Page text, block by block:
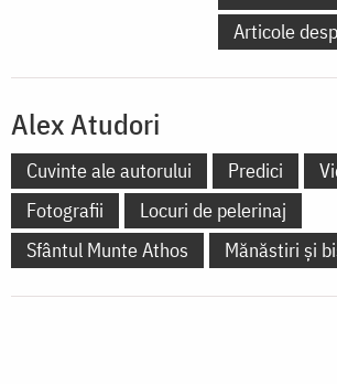
Articole
Alex Atudori
Cuvinte ale autorului Predici
Fotografii
Locuri de pelerinaj
Sfântul Munte Athos
Mănăstiri și